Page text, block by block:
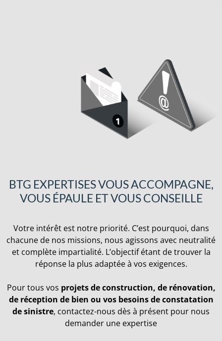
BTG EXPERTISES VOUS ACCOMPAGNE,
VOUS ÉPAULE ET VOUS CONSEILLE
Votre intérêt est notre priorité. C’est pourquoi, dans
chacune de nos missions, nous agissons avec neutralité
et complète impartialité. L’objectif étant de trouver la
réponse la plus adaptée à vos exigences.
Pour tous vos projets de construction, de rénovation,
de réception de bien ou vos besoins de constatation
de sinistre, contactez-nous dès à présent pour nous
demander une expertise